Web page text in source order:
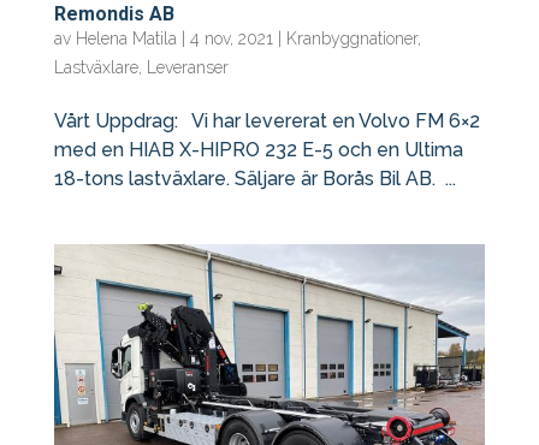
Remondis AB
av Helena Matila | 4 nov, 2021 | Kranbyggnationer,
Lastväxlare, Leveranser
Vårt Uppdrag: Vi har levererat en Volvo FM 6×2
med en HIAB X-HIPRO 232 E-5 och en Ultima
18-tons lastväxlare. Säljare är Borås Bil AB. ...